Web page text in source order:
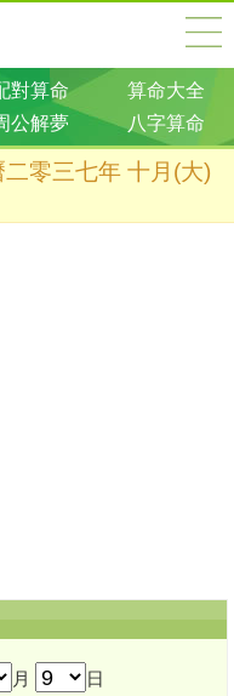
對算命
算命大全
公解夢 八字算命
零三七年 十月(大)
月 日